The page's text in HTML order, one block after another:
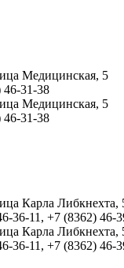
Медицинская, 5
46-31-38
Медицинская, 5
46-31-38
Карла Либкнехта,
36-11, +7 (8362) 46-
Карла Либкнехта,
36-11, +7 (8362) 46-